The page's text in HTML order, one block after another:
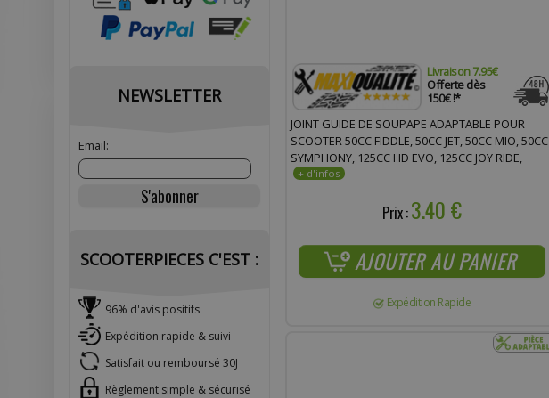
Livraison 7.95€
Offerte dès
150€ !*
JOINT GUIDE DE SOUPAPE ADAPTABLE POUR
SCOOTER 50CC FIDDLE, 50CC JET, 50CC MIO, 50CC
SYMPHONY, 125CC HD EVO, 125CC JOY RIDE,
125CC SYMPHONY, 250CC GTS, 400CC MAXSYM
Prix :3.40 €
AJOUTER AU PANIER
Expédition Rapide
NEWSLETTER
Email:
SCOOTERPIECES C'EST :
96% d'avis positifs
Expédition rapide & suivi
Satisfait ou remboursé 30J
Règlement simple & sécurisé